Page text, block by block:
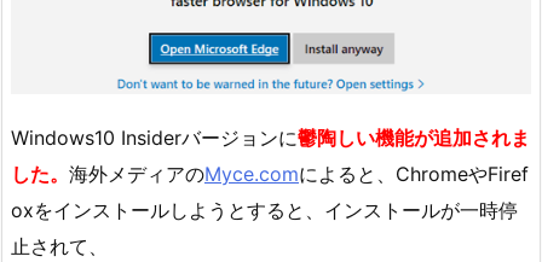
Windows10 Insiderバージョンに鬱陶しい機能が追加されま
した。 海外メディアのMyce.comによると、ChromeやFiref
oxをインストールしようとすると、インストールが一時停
止されて、